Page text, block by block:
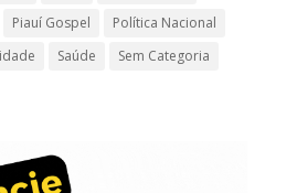
Piauí Gospel
Política Nacional
Saúde
Sem Categoria